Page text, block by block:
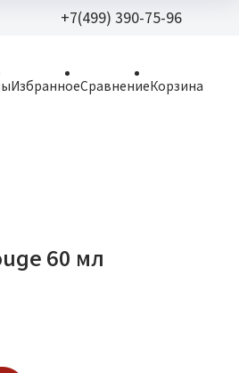
+7(499) 390-75-96
ИзбранноеСравнениеКорзина
60 мл